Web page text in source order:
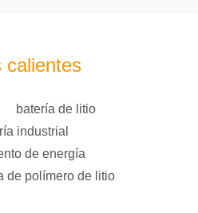
calientes
batería de litio
industrial
de energía
de polímero de litio